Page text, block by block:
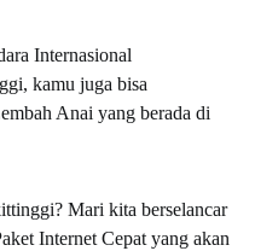
Internasional
kamu juga bisa
Anai yang berada di
Mari kita berselancar
Internet Cepat yang akan